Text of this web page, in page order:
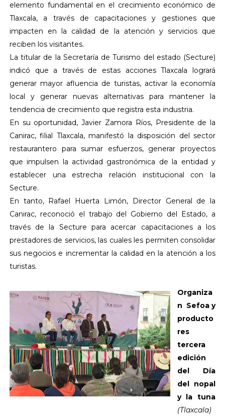
elemento fundamental en el crecimiento económico de
Tlaxcala, a través de capacitaciones y gestiones que
impacten en la calidad de la atención y servicios que
reciben los visitantes.
La titular de la Secretaría de Turismo del estado (Secture)
indicó que a través de estas acciones Tlaxcala logrará
generar mayor afluencia de turistas, activar la economía
local y generar nuevas alternativas para mantener la
tendencia de crecimiento que registra esta industria.
En su oportunidad, Javier Zamora Ríos, Presidente de la
Canirac, filial Tlaxcala, manifestó la disposición del sector
restaurantero para sumar esfuerzos, generar proyectos
que impulsen la actividad gastronómica de la entidad y
establecer una estrecha relación institucional con la
Secture.
En tanto, Rafael Huerta Limón, Director General de la
Canirac, reconoció el trabajo del Gobierno del Estado, a
través de la Secture para acercar capacitaciones a los
prestadores de servicios, las cuales les permiten consolidar
sus negocios e incrementar la calidad en la atención a los
turistas.
Organiza
n Sefoa y
producto
res
tercera
edición
del Día
del nopal
y la tuna
(Tlaxcala)